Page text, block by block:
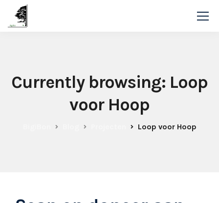
Currently browsing: Loop
voor Hoop
Loop voor Hoop